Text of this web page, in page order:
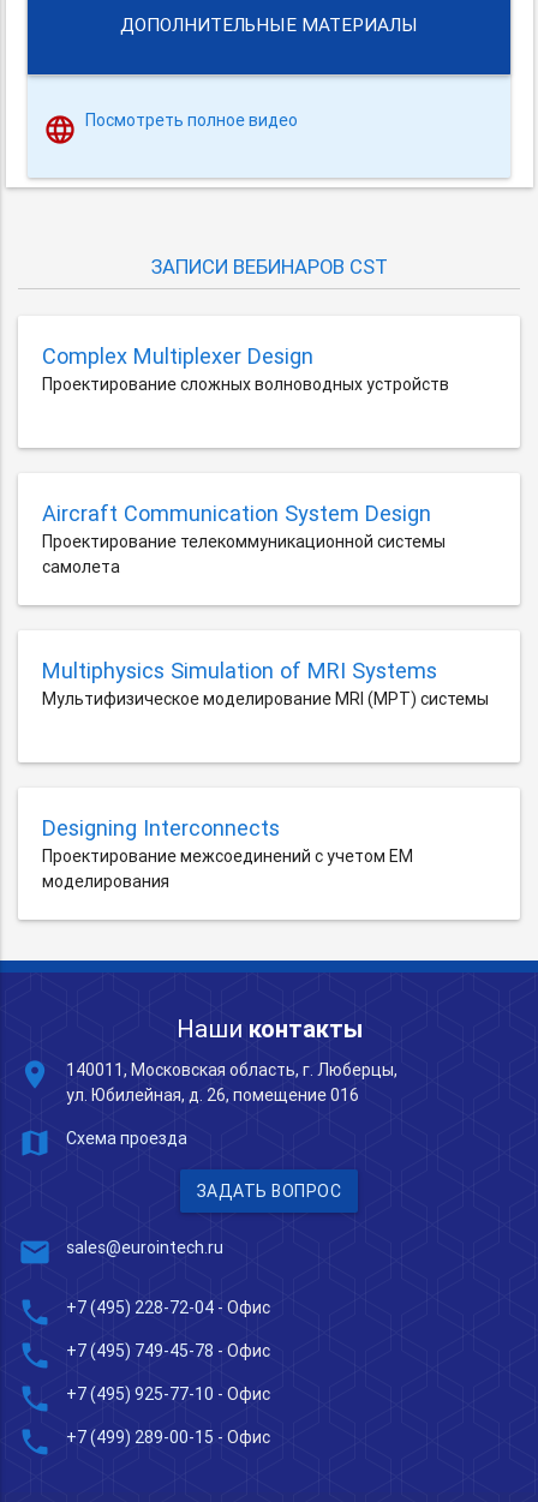
ДОПОЛНИТЕЛЬНЫЕ МАТЕРИАЛЫ
Посмотреть полное видео
ЗАПИСИ ВЕБИНАРОВ CST
Complex Multiplexer Design
Проектирование сложных волноводных устройств
Aircraft Communication System Design
Проектирование телекоммуникационной системы
самолета
Multiphysics Simulation of MRI Systems
Мультифизическое моделирование MRI (МРТ) системы
Designing Interconnects
Проектирование межсоединений с учетом EM
моделирования
Наши контакты
place
140011, Московская область, г. Люберцы,
ул. Юбилейная, д. 26, помещение 016
map Схема проезда
ЗАДАТЬ ВОПРОС
mail sales@eurointech.ru
phone +7 (495) 228-72-04 - Офис
phone +7 (495) 749-45-78 - Офис
phone +7 (495) 925-77-10 - Офис
phone +7 (499) 289-00-15 - Офис